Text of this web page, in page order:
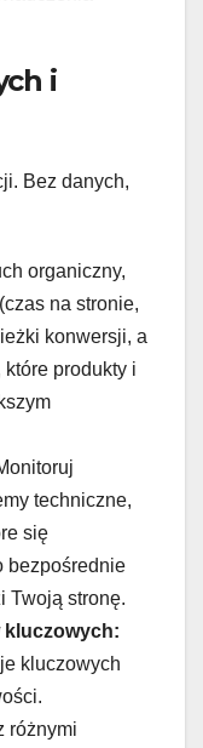
i
Bez danych,
organiczny,
na stronie,
konwersji, a
które produkty i
techniczne,
się
bezpośrednie
Twoją stronę.
kluczowych:
kluczowych
różnymi